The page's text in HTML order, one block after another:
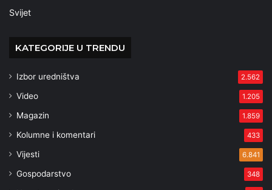
Svijet
KATEGORIJE U TRENDU
Izbor uredništva 2.562
Video 1.205
Magazin 1.859
Kolumne i komentari 433
Vijesti 6.841
Gospodarstvo 348